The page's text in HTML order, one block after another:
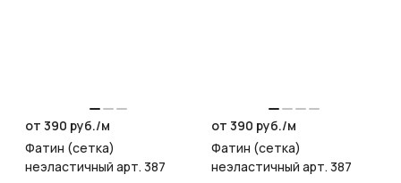
от 390 руб./м
Фатин (сетка)
неэластичный арт. 387
от 390 руб./м
Фатин (сетка)
неэластичный арт. 387